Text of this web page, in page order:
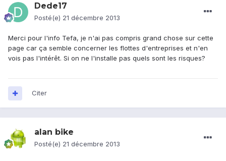
Dede17
Posté(e) 21 décembre 2013
Merci pour l'info Tefa, je n'ai pas compris grand chose sur cette
page car ça semble concerner les flottes d'entreprises et n'en
vois pas l'intérêt. Si on ne l'installe pas quels sont les risques?
Citer
alan bike
Posté(e) 21 décembre 2013